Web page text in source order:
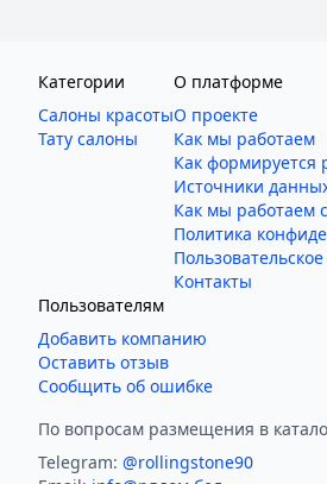
Категории
Салоны красоты
Тату салоны
О платформе
О проекте
Как мы работаем
Как формируется
Источники
Как мы работаем
Политика
Контакты
Пользователям
Добавить компанию
Оставить отзыв
Сообщить об ошибке
По вопросам размещения в
Telegram: @rollingstone90